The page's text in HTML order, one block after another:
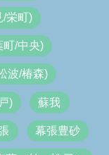
/栄町)
町/中央)
波/椿森)
) 蘇我
幕張豊砂